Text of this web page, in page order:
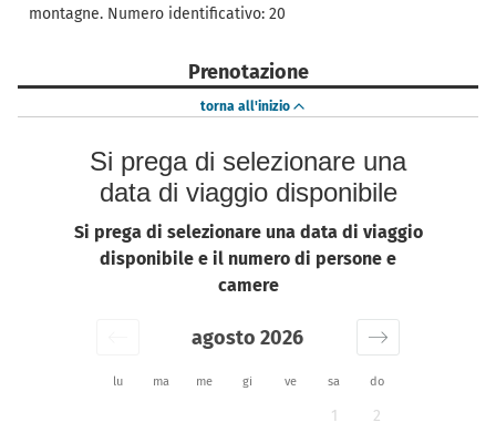
montagne. Numero identificativo: 20
Prenotazione
torna all'inizio
Si prega di selezionare una
data di viaggio disponibile
Si prega di selezionare una data di viaggio
disponibile e il numero di persone e
camere
lu ma me gi ve sa do
agosto 2026
1 2